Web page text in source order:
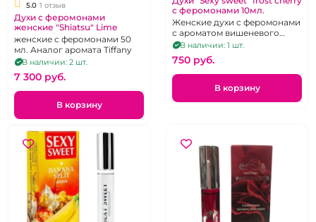
5.0 1 отзыв
Духи с феромонами
женские "Shiatsu" Lime
женские с феромонами 50
мл. Аналог аромата Tiffany
В наличии: 2 шт.
7 300 pуб.
В корзину
с феромонами 10мл.
Женские духи с феромонами
с ароматом вишеневого
мороженого.
В наличии: 1 шт.
750 pуб.
В корзину